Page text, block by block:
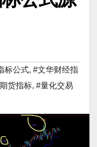
标公式, #文华财经指
货指标, #量化交易